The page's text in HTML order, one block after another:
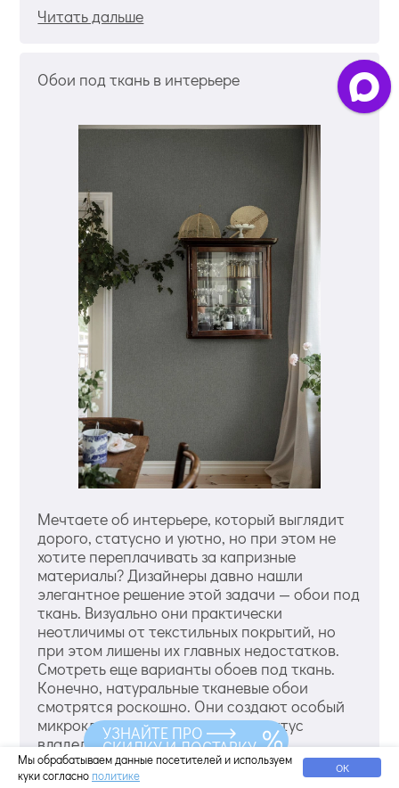
Читать дальше
Обои под ткань в интерьере
Мечтаете об интерьере, который выглядит
дорого, статусно и уютно, но при этом не
хотите переплачивать за капризные
материалы? Дизайнеры давно нашли
элегантное решение этой задачи — обои под
ткань. Визуально они практически
неотличимы от текстильных покрытий, но
при этом лишены их главных недостатков.
Смотреть еще варианты обоев под ткань.
Конечно, натуральные тканевые обои
смотрятся роскошно. Они создают особый
микроклимат и подчеркивают статус
владельца. Однако они требуют
профессионального натяжения, боятся
влаги, пыли и активного солнца, а стоимость
Мы обрабатываем данные посетителей и используем
куки согласно политике ОК
УЗНАЙТЕ ПРО
СКИДКУ И ДОСТАВКУ